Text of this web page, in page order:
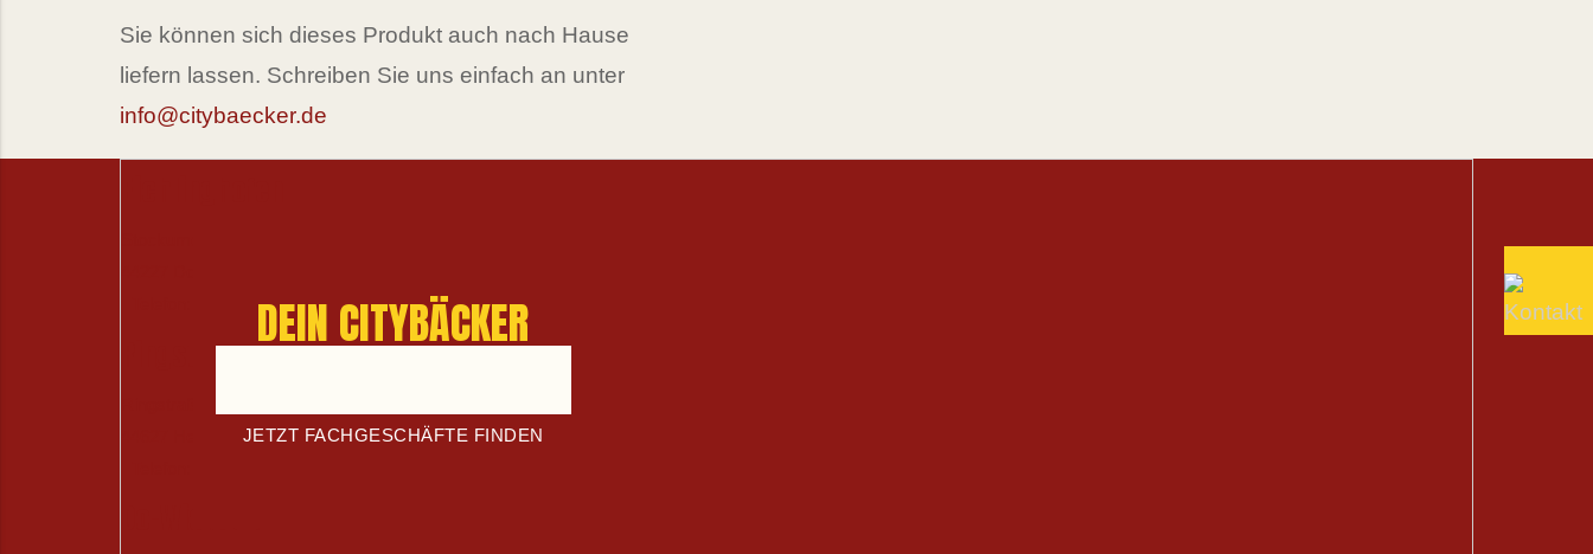
Sie können sich dieses Produkt auch nach Hause
liefern lassen. Schreiben Sie uns einfach an unter
info@citybaecker.de
DEIN CITYBÄCKER
JETZT FACHGESCHÄFTE FINDEN
Telefon: 0231 44425453
Ringstraße (am Netto)